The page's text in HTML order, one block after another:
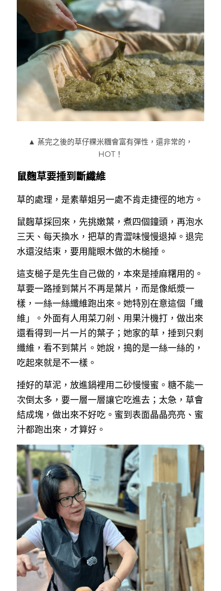
▲ 蒸完之後的草仔粿米糰會富有彈性，還非常的，
HOT！
鼠麴草要捶到斷纖維
草的處理，是素華姐另一處不肯走捷徑的地方。
鼠麴草採回來，先挑嫩葉，煮四個鐘頭，再泡水
三天、每天換水，把草的青澀味慢慢退掉。退完
水還沒結束，要用龍眼木做的木槌捶。
這支槌子是先生自己做的，本來是捶麻糬用的。
草要一路捶到葉片不再是葉片，而是像紙漿一
樣，一絲一絲纖維跑出來。她特別在意這個「纖
維」。外面有人用菜刀剁、用果汁機打，做出來
還看得到一片一片的葉子；她家的草，捶到只剩
纖維，看不到葉片。她說，搗的是一絲一絲的，
吃起來就是不一樣。
捶好的草泥，放進鍋裡用二砂慢慢蜜。糖不能一
次倒太多，要一層一層讓它吃進去；太急，草會
結成塊，做出來不好吃。蜜到表面晶晶亮亮、蜜
汁都跑出來，才算好。